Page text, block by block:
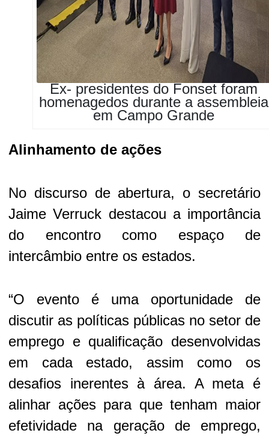
Ex- presidentes do Fonset foram
homenagedos durante a assembleia
em Campo Grande
Alinhamento de ações
No discurso de abertura, o secretário
Jaime Verruck destacou a importância
do encontro como espaço de
intercâmbio entre os estados.
“O evento é uma oportunidade de
discutir as políticas públicas no setor de
emprego e qualificação desenvolvidas
em cada estado, assim como os
desafios inerentes à área. A meta é
alinhar ações para que tenham maior
efetividade na geração de emprego,